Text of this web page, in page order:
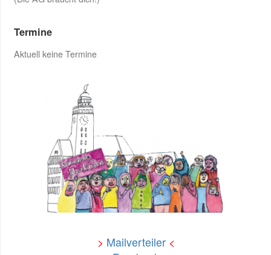
Termine
Aktuell keine Termine
> Mailverteiler <